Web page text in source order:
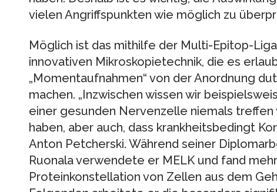
vielen Angriffspunkten wie möglich zu
Möglich ist das mithilfe der Multi-Epitop-
innovativen Mikroskopietechnik, die es
„Momentaufnahmen“ von der Anordnung
machen. „Inzwischen wissen wir
einer gesunden Nervenzelle niemals treffen
haben, aber auch, dass krankheitsbedingt
Anton Petcherski. Während seiner
Ruonala verwendete er MELK und fand
Proteinkonstellation von Zellen aus dem